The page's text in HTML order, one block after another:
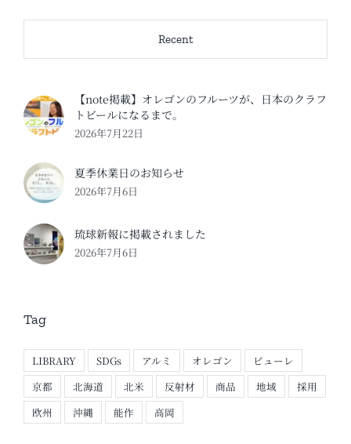
Recent
【note掲載】オレゴンのフルーツが、日本のクラフ
トビールになるまで。
2026年7月22日
夏季休業日のお知らせ
2026年7月6日
琉球新報に掲載されました
2026年7月6日
Tag
LIBRARY SDGs アルミ オレゴン
ピューレ
京都
北海道 北米 反射材 商品 地域
採用
欧州
沖縄 能作 高岡